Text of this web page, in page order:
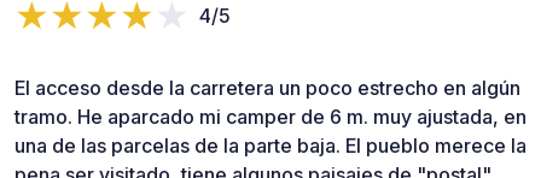
4/5
El acceso desde la carretera un poco estrecho en algún
tramo. He aparcado mi camper de 6 m. muy ajustada, en
una de las parcelas de la parte baja. El pueblo merece la